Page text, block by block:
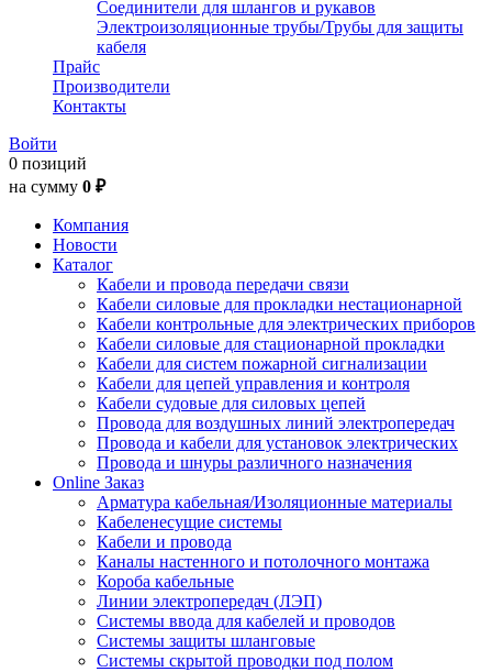
Соединители для шлангов и рукавов
Электроизоляционные трубы/Трубы для защиты
кабеля
Прайс
Производители
Контакты
Войти
0 позиций
на сумму 0 ₽
Компания
Новости
Каталог
Кабели и провода передачи связи
Кабели силовые для прокладки нестационарной
Кабели контрольные для электрических приборов
Кабели силовые для стационарной прокладки
Кабели для систем пожарной сигнализации
Кабели для цепей управления и контроля
Кабели судовые для силовых цепей
Провода для воздушных линий электропередач
Провода и кабели для установок электрических
Провода и шнуры различного назначения
Online Заказ
Арматура кабельная/Изоляционные материалы
Кабеленесущие системы
Кабели и провода
Каналы настенного и потолочного монтажа
Короба кабельные
Линии электропередач (ЛЭП)
Системы ввода для кабелей и проводов
Системы защиты шланговые
Системы скрытой проводки под полом